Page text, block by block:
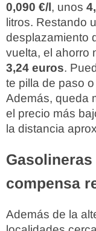
0,090 €/l, unos
litros. Restando
desplazamiento
vuelta, el ahorro
3,24 euros.
te pilla de paso
Además, queda
el precio más
la distancia
compensa
Además de la